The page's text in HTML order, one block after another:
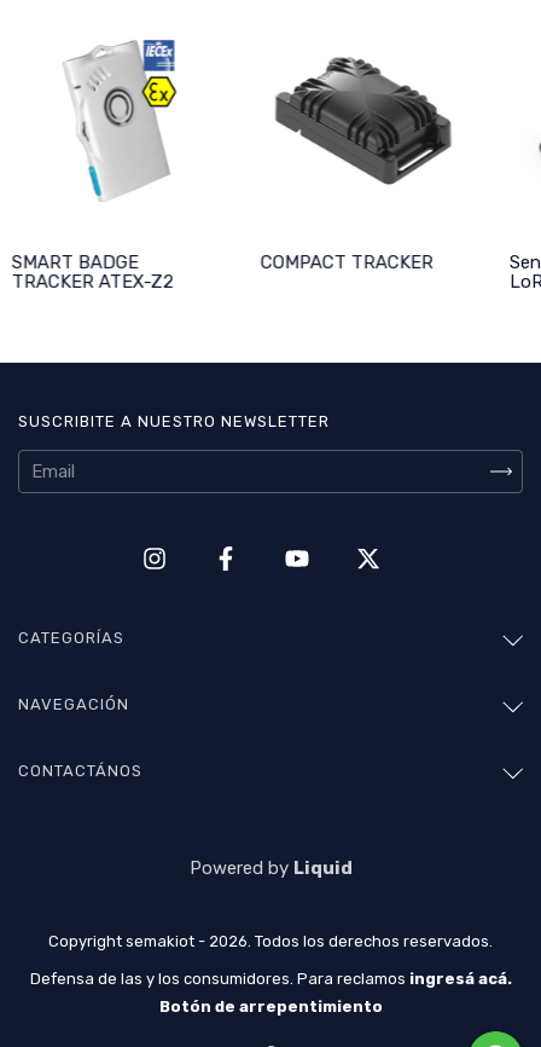
SMART BADGE
TRACKER ATEX-Z2
COMPACT TRACKER
SUSCRIBITE A NUESTRO NEWSLETTER
CATEGORÍAS
NAVEGACIÓN
CONTACTÁNOS
Powered by Liquid
Copyright semakiot - 2026. Todos los derechos reservados.
Defensa de las y los consumidores. Para reclamos ingresá acá.
Botón de arrepentimiento